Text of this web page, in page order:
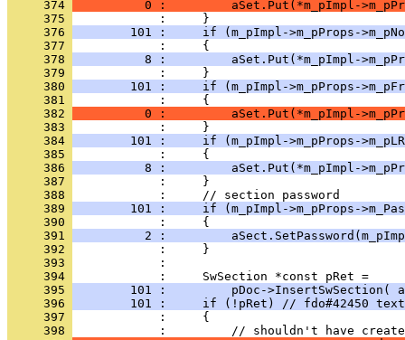
     374
0 :         aSet.Put(*m_pImpl-
     375
     376
101 :     if (m_pImpl->m_pProps-
     377
     378
8 :         aSet.Put(*m_pImpl-
     379
     380
101 :     if (m_pImpl->m_pProps-
     381
     382
0 :         aSet.Put(*m_pImpl-
     383
     384
101 :     if (m_pImpl->m_pProps-
     385
     386
8 :         aSet.Put(*m_pImpl-
     387
     388
     389
101 :     if (m_pImpl->m_pProps-
     390
     391
2 :
     392
     393
     394
     395
101 :         pDoc->InsertSwSection(
     396
101 :     if (!pRet) // fdo#42450
     397
     398